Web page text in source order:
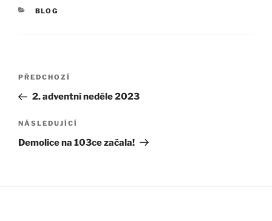
RUBRIKY
BLOG
Navigace
příspěvek
Předchozí
příspěvek
PŘEDCHOZÍ
2. adventní neděle 2023
Následující
příspěvek
NÁSLEDUJÍCÍ
Demolice na 103ce začala!